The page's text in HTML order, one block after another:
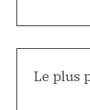
Le plus